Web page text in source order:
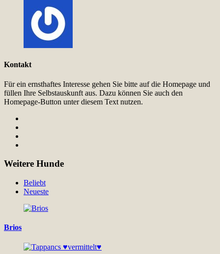
Kontakt
Für ein ernsthaftes Interesse gehen Sie bitte auf die Homepage und
füllen Ihre Selbstauskunft aus. Dazu können Sie auch den
Homepage-Button unter diesem Text nutzen.
Weitere Hunde
Beliebt
Neueste
Brios